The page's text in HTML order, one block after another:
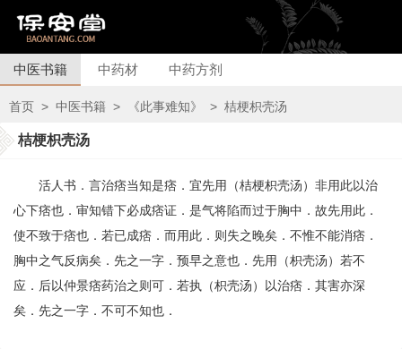
中医书籍 中药材 中药方剂
首页 > 中医书籍 > 《此事难知》 > 桔梗枳壳汤
桔梗枳壳汤
活人书．言治痞当知是痞．宜先用（桔梗枳壳汤）非用此以治
心下痞也．审知错下必成痞证．是气将陷而过于胸中．故先用此．
使不致于痞也．若已成痞．而用此．则失之晚矣．不惟不能消痞．
胸中之气反病矣．先之一字．预早之意也．先用（枳壳汤）若不
应．后以仲景痞药治之则可．若执（枳壳汤）以治痞．其害亦深
矣．先之一字．不可不知也．